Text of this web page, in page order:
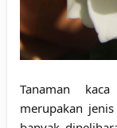
Tanaman
merupakan